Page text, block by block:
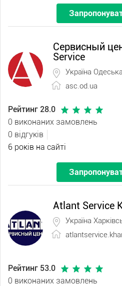
Сервисный
Service
Україна
asc.od.ua
Рейтинг 28.0
0 виконаних замовлень
0 відгуків
6 років на сайті
Atlant Service
Україна
Рейтинг 53.0
0 виконаних замовлень